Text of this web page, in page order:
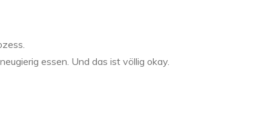
essen. Und das ist völlig okay.